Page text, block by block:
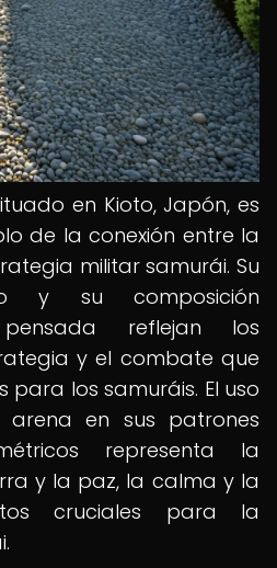
en Kioto, Japón, es
de la conexión entre la
militar samurái. Su
y su composición
pensada reflejan los
y el combate que
los samuráis. El uso
en sus patrones
representa la
y la paz, la calma y la
cruciales para la